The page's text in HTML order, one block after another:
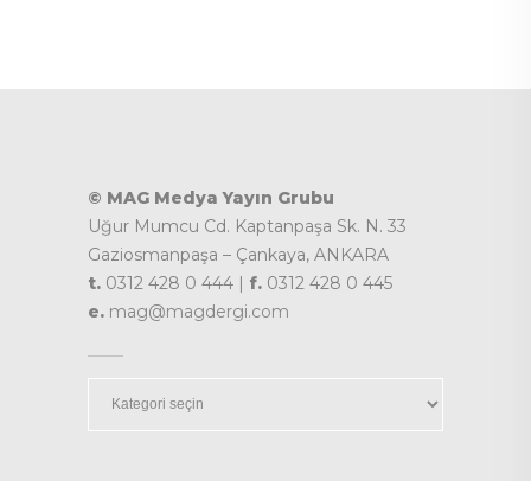
© MAG Medya Yayın Grubu
Uğur Mumcu Cd. Kaptanpaşa Sk. N. 33
Gaziosmanpaşa – Çankaya, ANKARA
t. 0312 428 0 444 | f. 0312 428 0 445
e. mag@magdergi.com